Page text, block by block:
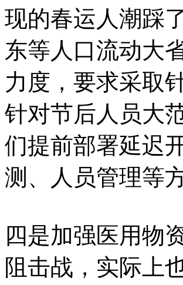
现的春运人潮踩
东等人口流动大
力度，要求采取
针对节后人员大
们提前部署延迟
测、人员管理等
四是加强医用物
阻击战，实际上